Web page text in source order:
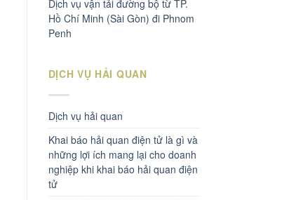
Dịch vụ vận tải đường bộ từ TP.
Hồ Chí Minh (Sài Gòn) đi Phnom
Penh
DỊCH VỤ HẢI QUAN
Dịch vụ hải quan
Khai báo hải quan điện tử là gì và
những lợi ích mang lại cho doanh
nghiệp khi khai báo hải quan điện
tử